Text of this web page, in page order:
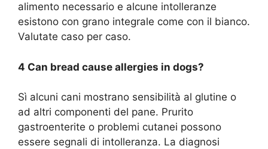
alimento necessario e alcune intolleranze
esistono con grano integrale come con il bianco.
Valutate caso per caso.
4 Can bread cause allergies in dogs?
Sì alcuni cani mostrano sensibilità al glutine o
ad altri componenti del pane. Prurito
gastroenterite o problemi cutanei possono
essere segnali di intolleranza. La diagnosi